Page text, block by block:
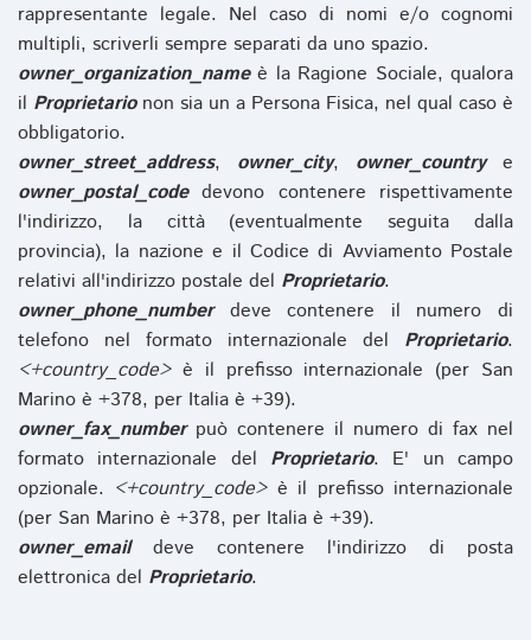
rappresentante legale. Nel caso di nomi e/o cognomi
multipli, scriverli sempre separati da uno spazio.
owner_organization_nameè la Ragione Sociale, qualora
il Proprietarionon sia un a Persona Fisica, nel qual caso è
obbligatorio.
owner_street_address, owner_city, owner_countrye
owner_postal_codedevono contenere rispettivamente
l'indirizzo, la città (eventualmente seguita dalla
provincia), la nazione e il Codice di Avviamento Postale
relativi all'indirizzo postale del Proprietario.
owner_phone_numberdeve contenere il numero di
telefono nel formato internazionale del Proprietario.
<+country_code>è il prefisso internazionale (per San
Marino è +378, per Italia è +39).
owner_fax_numberpuò contenere il numero di fax nel
formato internazionale del Proprietario. E' un campo
opzionale. <+country_code>è il prefisso internazionale
(per San Marino è +378, per Italia è +39).
owner_emaildeve contenere l'indirizzo di posta
elettronica del Proprietario.